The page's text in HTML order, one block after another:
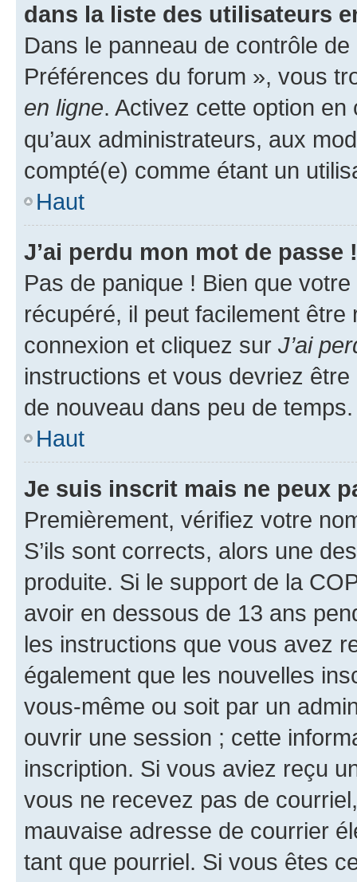
dans la liste des utilisateurs
Dans le panneau de contrôle
Préférences du forum », vous
en ligne. Activez cette option
qu’aux administrateurs, aux
compté(e) comme étant un
Haut
J’ai perdu mon mot de passe !
Pas de panique ! Bien que
récupéré, il peut facilement
connexion et cliquez sur J’ai
instructions et vous devriez
de nouveau dans peu de temps.
Haut
Je suis inscrit mais ne peux
Premièrement, vérifiez votre
S’ils sont corrects, alors une
produite. Si le support de la
avoir en dessous de 13 ans
les instructions que vous avez
également que les nouvelles
vous-même ou soit par un
ouvrir une session ; cette
inscription. Si vous aviez reçu
vous ne recevez pas de
mauvaise adresse de courrier
tant que pourriel. Si vous êtes